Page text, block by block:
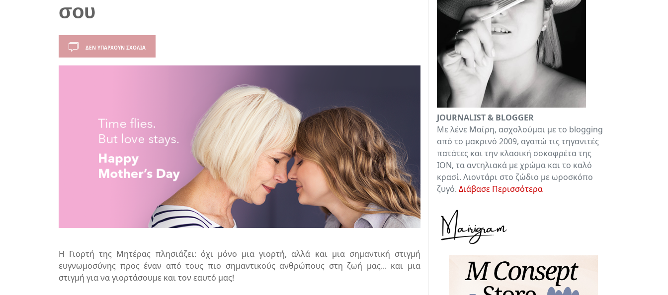
σου
ΔΕΝ ΥΠΆΡΧΟΥΝ ΣΧΌΛΙΑ
Η Γιορτή της Μητέρας πλησιάζει: όχι μόνο μια γιορτή, αλλά και μια σημαντική στιγμή
ευγνωμοσύνης προς έναν από τους πιο σημαντικούς ανθρώπους στη ζωή μας... και μια
στιγμή για να γιορτάσουμε και τον εαυτό μας!
JOURNALIST & BLOGGER
Με λένε Μαίρη, ασχολούμαι με το blogging
από το μακρινό 2009, αγαπώ τις τηγανιτές
πατάτες και την κλασική σοκοφρέτα της
ΙΟΝ, τα αντηλιακά με χρώμα και το καλό
κρασί. Λιοντάρι στο ζώδιο με ωροσκόπο
ζυγό. Διάβασε Περισσότερα